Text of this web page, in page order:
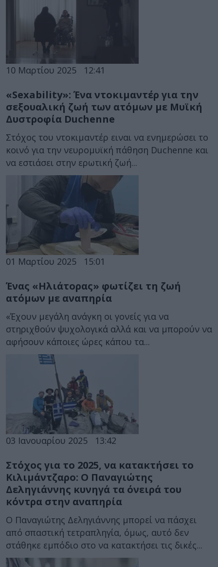
10 Μαρτίου 2025 12:41
«Sexability»: Ένα ντοκιμαντέρ για την
σεξουαλική ζωή των ατόμων με Μυϊκή
Δυστροφία Duchenne
Στόχος του ντοκιμαντέρ ειναι να ενημερώσει το
κοινό για την νευρομυϊκή πάθηση Duchenne και
να εστιάσει στην ερωτική ζωή...
01 Μαρτίου 2025 15:01
Ένας «Ηλιάτορας» φωτίζει τη ζωή
ατόμων με αναπηρία
«Έχουν μεγάλη ανάγκη οι γονείς για να
στηριχθούν ψυχολογικά αλλά και να μπορούν να
αφήσουν κάποιες ώρες κάπου τα...
03 Ιανουαρίου 2025 13:42
Στόχος για το 2025, να κατακτήσει το
Κιλιμάντζαρο: Ο Παναγιώτης
Δεληγιάννης κυνηγά τα όνειρά του
κόντρα στην αναπηρία
Ο Παναγιώτης Δεληγιάννης μπορεί να πάσχει
από σπαστική τετραπληγία, όμως, αυτό δεν
στάθηκε εμπόδιο στο να κατακτήσει τις δικές...